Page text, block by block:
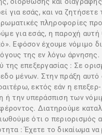
για εσάς, και να
πληροφορίες
για εσάς, η παροχή αυτή
Εφόσον έχουμε νόμιμο
της εν λόγω άρνησης.
της επεξεργασίας : Σε
μένων. Στην πράξη αυτό
εκτός εάν η επεξερ-
ή την υπεράσπιση των
Διατηρούμε
ότι ο περιορισμός
: Έχετε το δικαίωμα